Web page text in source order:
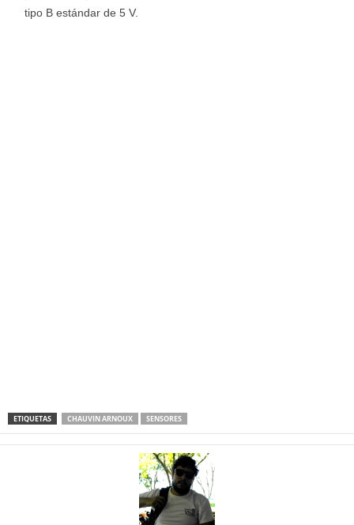
tipo B estándar de 5 V.
ETIQUETAS CHAUVIN ARNOUX SENSORES